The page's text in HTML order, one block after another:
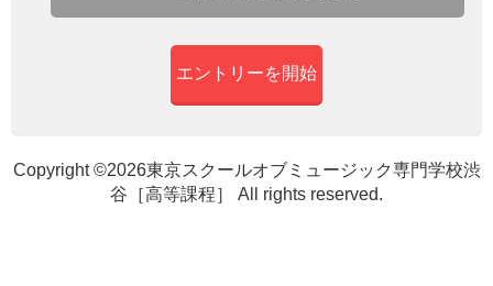
Copyright ©2026東京スクールオブミュージック専門学校渋
谷［高等課程］ All rights reserved.